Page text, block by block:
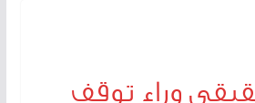
وراء توقف